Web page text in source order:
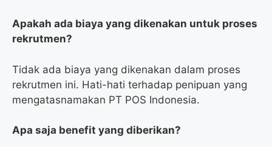
Apakah ada biaya yang dikenakan untuk proses
rekrutmen?
Tidak ada biaya yang dikenakan dalam proses
rekrutmen ini. Hati-hati terhadap penipuan yang
mengatasnamakan PT POS Indonesia.
Apa saja benefit yang diberikan?